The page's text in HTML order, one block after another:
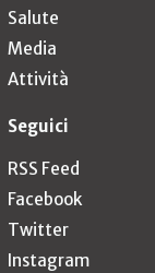
Salute
Media
Attività
Seguici
RSS Feed
Facebook
Twitter
Instagram